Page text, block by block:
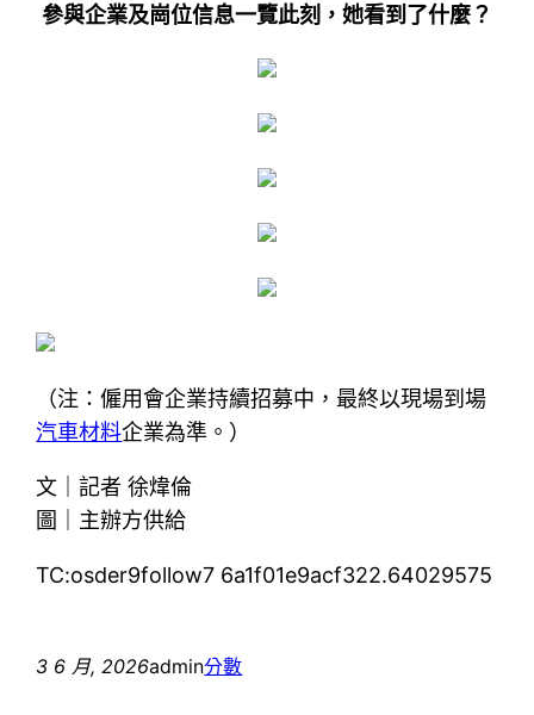
參與企業及崗位信息一覽此刻，她看到了什麼？
（注：僱用會企業持續招募中，最終以現場到場
汽車材料企業為準。）
文｜記者 徐煒倫
圖｜主辦方供給
TC:osder9follow7 6a1f01e9acf322.64029575
3 6 月, 2026admin分數